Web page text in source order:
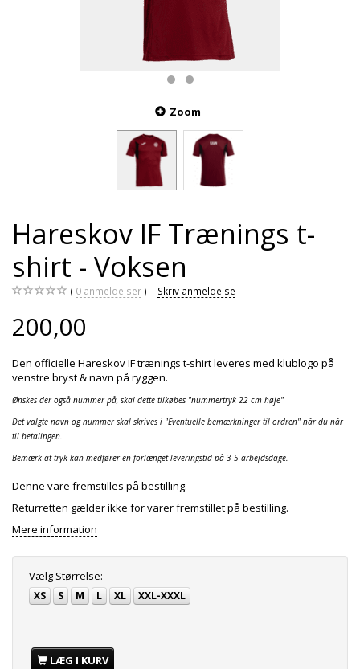
Zoom
Hareskov IF Trænings t-
shirt - Voksen
0 anmeldelser Skriv anmeldelse
200,00
Den officielle Hareskov IF trænings t-shirt leveres med klublogo på
venstre bryst & navn på ryggen.
Ønskes der også nummer på, skal dette tilkøbes "nummertryk 22 cm høje"
Det valgte navn og nummer skal skrives i "Eventuelle bemærkninger til ordren" når du når
til betalingen.
Bemærk at tryk kan medfører en forlænget leveringstid på 3-5 arbejdsdage.
Denne vare fremstilles på bestilling.
Returretten gælder ikke for varer fremstillet på bestilling.
Mere information
Vælg Størrelse:
XS S M L XL XXL-XXXL
LÆG I KURV